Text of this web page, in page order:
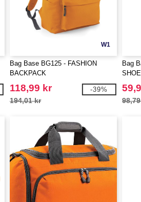
W1
Bag Base BG125 - FASHION
BACKPACK
118,99 kr
194,01 kr
-39%
Bag